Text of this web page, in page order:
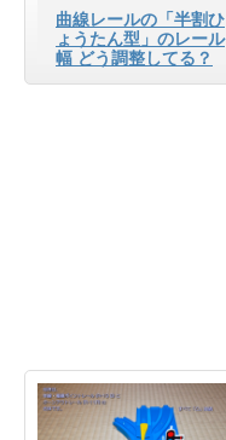
曲線レールの「半割ひ
ょうたん型」のレール
幅 どう調整してる？